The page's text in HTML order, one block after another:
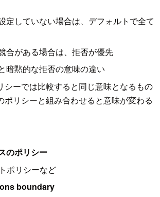
定していない場合は、デフォルトで全て
合がある場合は、拒否が優先
暗黙的な拒否の意味の違い
シーでは比較すると同じ意味となるもの
ポリシーと組み合わせると意味が変わる
のポリシー
ポリシーなど
boundary